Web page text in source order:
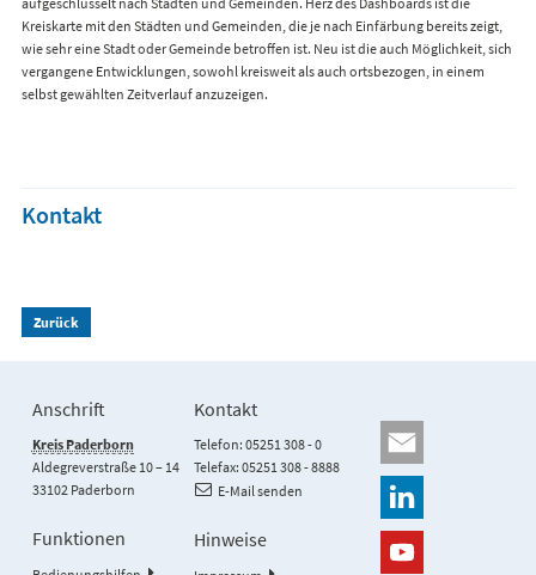
Kreiskarte mit den Städten und Gemeinden, die je nach Einfärbung bereits zeigt,
wie sehr eine Stadt oder Gemeinde betroffen ist. Neu ist die auch Möglichkeit, sich
vergangene Entwicklungen, sowohl kreisweit als auch ortsbezogen, in einem
selbst gewählten Zeitverlauf anzuzeigen.
Kontakt
Zurück
Anschrift
Kreis Paderborn
Aldegreverstraße 10 – 14
33102 Paderborn
Kontakt
Telefon: 05251 308 - 0
Telefax: 05251 308 - 8888
E-Mail senden
Funktionen Hinweise